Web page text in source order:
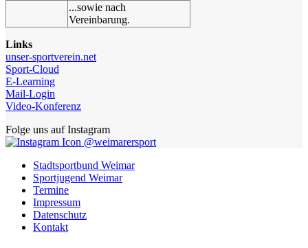
...sowie nach
Vereinbarung.
Links
unser-sportverein.net
Sport-Cloud
E-Learning
Mail-Login
Video-Konferenz
Folge uns auf Instagram
@weimarersport
Stadtsportbund Weimar
Sportjugend Weimar
Termine
Impressum
Datenschutz
Kontakt